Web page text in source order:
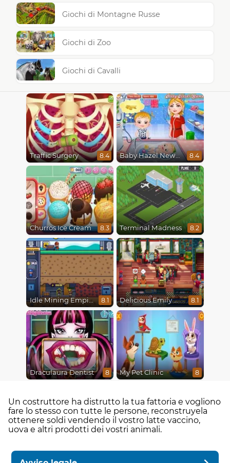
Giochi di Montagne Russe
Giochi di Zoo
Giochi di Cavalli
Traffic Surgery 8.4 Baby Hazel Newborn Vaccination 8.4
Churros Ice Cream 8.3 Terminal Madness 8.2
Idle Mining Empire 8.1 Delicious Emily New Beginning 8.1
Draculaura Dentist 8 My Pet Clinic 8
Un costruttore ha distrutto la tua fattoria e vogliono
fare lo stesso con tutte le persone, reconstruyela
ottenere soldi vendendo il vostro latte vaccino,
uova e altri prodotti dei vostri animali.